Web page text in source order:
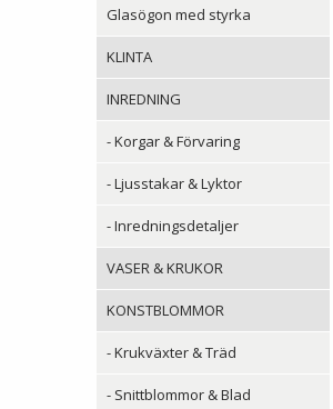
Glasögon med styrka
KLINTA
INREDNING
- Korgar & Förvaring
- Ljusstakar & Lyktor
- Inredningsdetaljer
VASER & KRUKOR
KONSTBLOMMOR
- Krukväxter & Träd
- Snittblommor & Blad